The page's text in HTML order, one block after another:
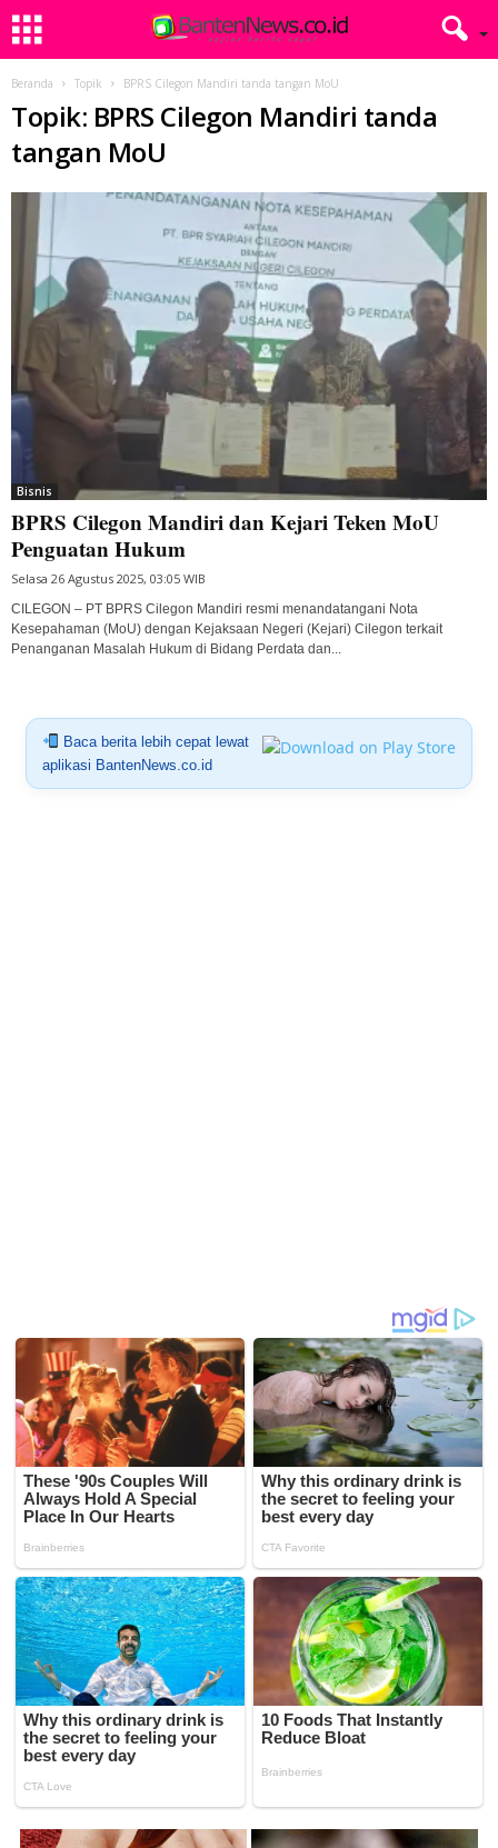
Beranda Topik BPRS Cilegon Mandiri tanda tangan MoU
Topik: BPRS Cilegon Mandiri tanda
tangan MoU
Bisnis
BPRS Cilegon Mandiri dan Kejari Teken MoU
Penguatan Hukum
Selasa 26 Agustus 2025, 03:05 WIB
CILEGON – PT BPRS Cilegon Mandiri resmi menandatangani Nota
Kesepahaman (MoU) dengan Kejaksaan Negeri (Kejari) Cilegon terkait
Penanganan Masalah Hukum di Bidang Perdata dan...
Baca berita lebih cepat lewat
aplikasi BantenNews.co.id